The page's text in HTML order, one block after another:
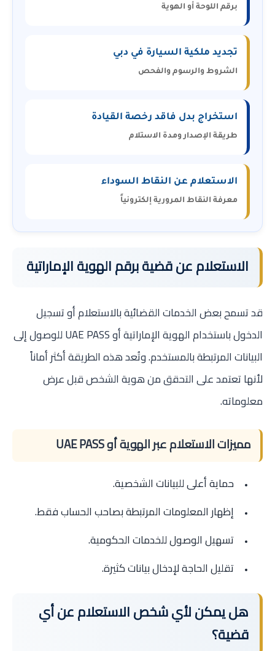
برقم اللوحة أو الهوية
تجديد ملكية السيارة في دبي
الشروط والرسوم والفحص
استخراج بدل فاقد رخصة القيادة
طريقة الإصدار ومدة الاستلام
الاستعلام عن النقاط السوداء
معرفة النقاط المرورية إلكترونياً
الاستعلام عن قضية برقم الهوية الإماراتية
قد تسمح بعض الخدمات القضائية بالاستعلام أو تسجيل
الدخول باستخدام الهوية الإماراتية أو UAE PASS للوصول إلى
البيانات المرتبطة بالمستخدم. وتُعد هذه الطريقة أكثر أماناً
لأنها تعتمد على التحقق من هوية الشخص قبل عرض
معلوماته.
مميزات الاستعلام عبر الهوية أو UAE PASS
حماية أعلى للبيانات الشخصية.
إظهار المعلومات المرتبطة بصاحب الحساب فقط.
تسهيل الوصول للخدمات الحكومية.
تقليل الحاجة لإدخال بيانات كثيرة.
هل يمكن لأي شخص الاستعلام عن أي
قضية؟